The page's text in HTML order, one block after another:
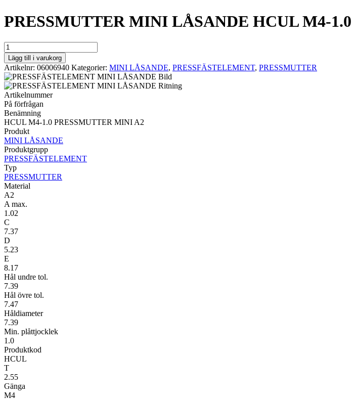
PRESSMUTTER MINI LÅSANDE HCUL M4-
PRESSMUTTER
MINI
LÅSANDE
HCUL
M4-
1.0
PRESSMUTTER
MINI
A2
mängd
Lägg till i varukorg
Artikelnr: 06006940 Kategorier: MINI LÅSANDE, PRESSFÄSTELEMENT, PRESSMUTTER
Artikelnummer
På förfrågan
Benämning
HCUL M4-1.0 PRESSMUTTER MINI A2
Produkt
MINI LÅSANDE
Produktgrupp
PRESSFÄSTELEMENT
Typ
PRESSMUTTER
Material
A2
A max.
1.02
C
7.37
D
5.23
E
8.17
Hål undre tol.
7.39
Hål övre tol.
7.47
Håldiameter
7.39
Min. plåttjocklek
1.0
Produktkod
HCUL
T
2.55
Gänga
M4